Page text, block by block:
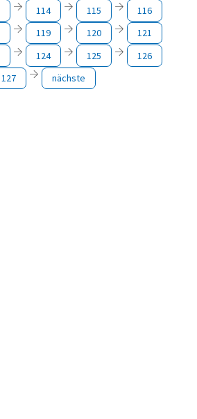
114 115
116
119 120
121
124 125
126
127
nächste